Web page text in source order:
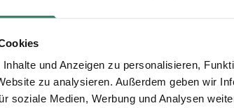
und Anzeigen zu personalisieren,
zu analysieren. Außerdem geben wir
soziale Medien, Werbung und Analysen